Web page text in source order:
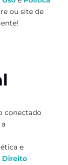
ou site de
conectado
a
e
Direito